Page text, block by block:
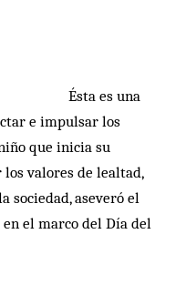
Ésta es una
e impulsar los
que inicia su
valores de lealtad,
sociedad, aseveró el
el marco del Día del